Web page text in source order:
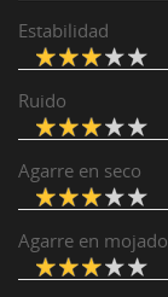
Estabilidad
Ruido
Agarre en seco
Agarre en mojado